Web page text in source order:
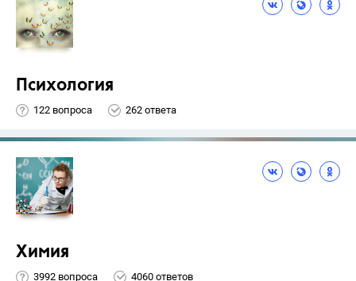
Психология
122 вопроса 262 ответа
Химия
3992 вопроса 4060 ответов